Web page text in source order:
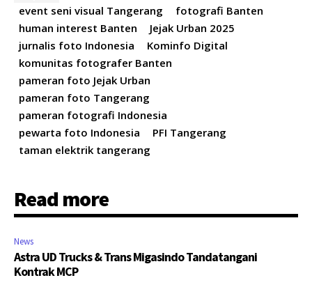
event seni visual Tangerang
fotografi Banten
human interest Banten
Jejak Urban 2025
jurnalis foto Indonesia
Kominfo Digital
komunitas fotografer Banten
pameran foto Jejak Urban
pameran foto Tangerang
pameran fotografi Indonesia
pewarta foto Indonesia
PFI Tangerang
taman elektrik tangerang
Read more
News
Astra UD Trucks & Trans Migasindo Tandatangani
Kontrak MCP